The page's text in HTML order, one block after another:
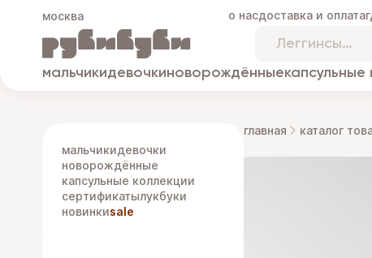
москва о насдоставка и оплата
мальчикидевочкиноворождённыекапсульные
мальчикидевочки
новорождённые
капсульные коллекции
сертификатылукбуки
новинкиsale
главная каталог